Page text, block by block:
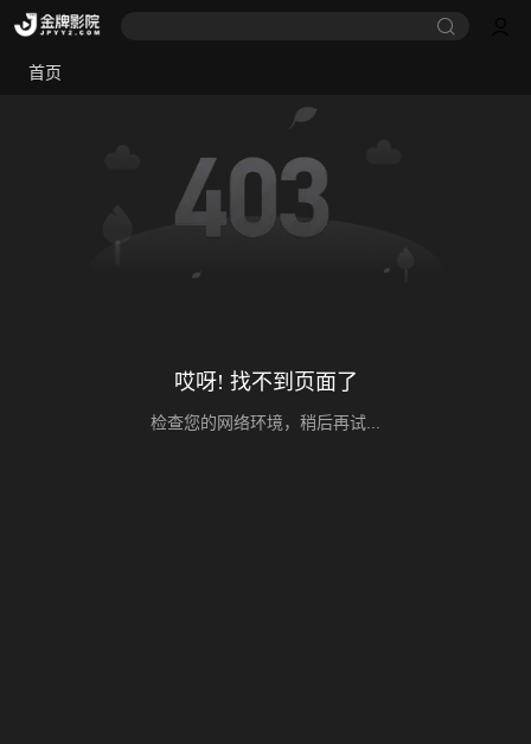
首页
哎呀! 找不到页面了
检查您的网络环境，稍后再试...